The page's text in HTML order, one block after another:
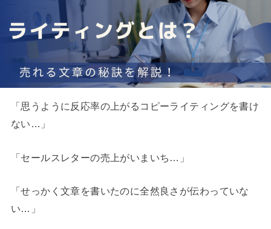
「思うように反応率の上がるコピーライティングを書け
ない…」
「セールスレターの売上がいまいち…」
「せっかく文章を書いたのに全然良さが伝わっていな
い…」